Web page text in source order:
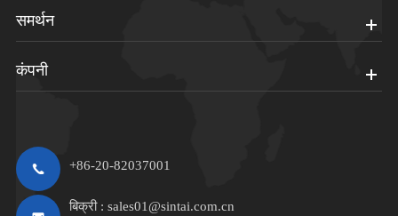
समर्थन
कंपनी
+86-20-82037001
बिक्री : sales01@sintai.com.cn